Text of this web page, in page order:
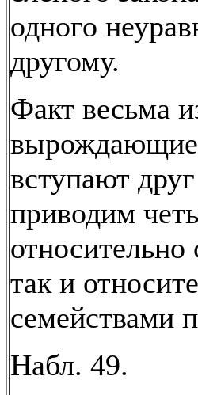
одного
другому.
Факт весьма
вступают
приводим
так и
семействами
Набл. 49.